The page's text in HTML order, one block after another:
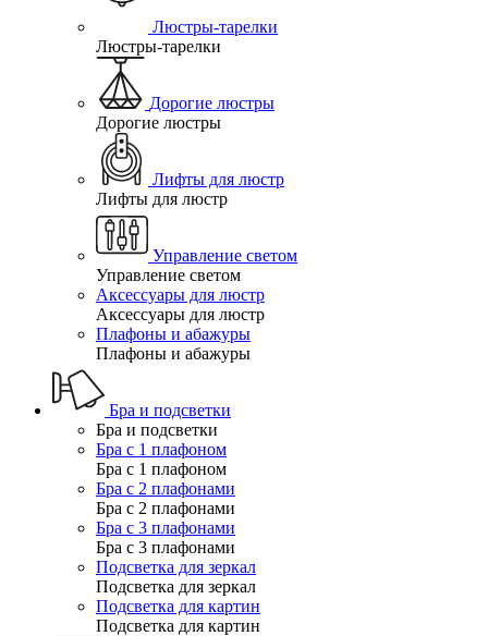
Люстры-тарелки
Люстры-тарелки
Дорогие люстры
Дорогие люстры
Лифты для люстр
Лифты для люстр
Управление светом
Управление светом
Аксессуары для люстр
Аксессуары для люстр
Плафоны и абажуры
Плафоны и абажуры
Бра и подсветки
Бра и подсветки
Бра с 1 плафоном
Бра с 1 плафоном
Бра с 2 плафонами
Бра с 2 плафонами
Бра с 3 плафонами
Бра с 3 плафонами
Подсветка для зеркал
Подсветка для зеркал
Подсветка для картин
Подсветка для картин